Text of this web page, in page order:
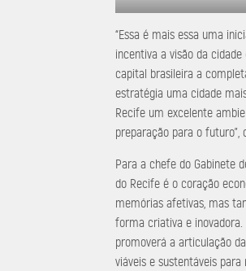
“Essa é mais essa uma
incentiva a visão da
capital brasileira a
estratégia uma cidade
Recife um excelente
preparação para o futuro”,
Para a chefe do Gabinete
do Recife é o coração
memórias afetivas, mas
forma criativa e
promoverá a articulação
viáveis e sustentáveis para